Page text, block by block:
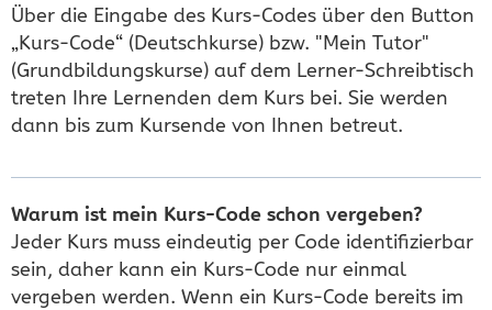
Über die Eingabe des Kurs-Codes über den Button
„Kurs-Code“ (Deutschkurse) bzw. "Mein Tutor"
(Grundbildungskurse) auf dem Lerner-Schreibtisch
treten Ihre Lernenden dem Kurs bei. Sie werden
dann bis zum Kursende von Ihnen betreut.
Warum ist mein Kurs-Code schon vergeben?
Jeder Kurs muss eindeutig per Code identifizierbar
sein, daher kann ein Kurs-Code nur einmal
vergeben werden. Wenn ein Kurs-Code bereits im